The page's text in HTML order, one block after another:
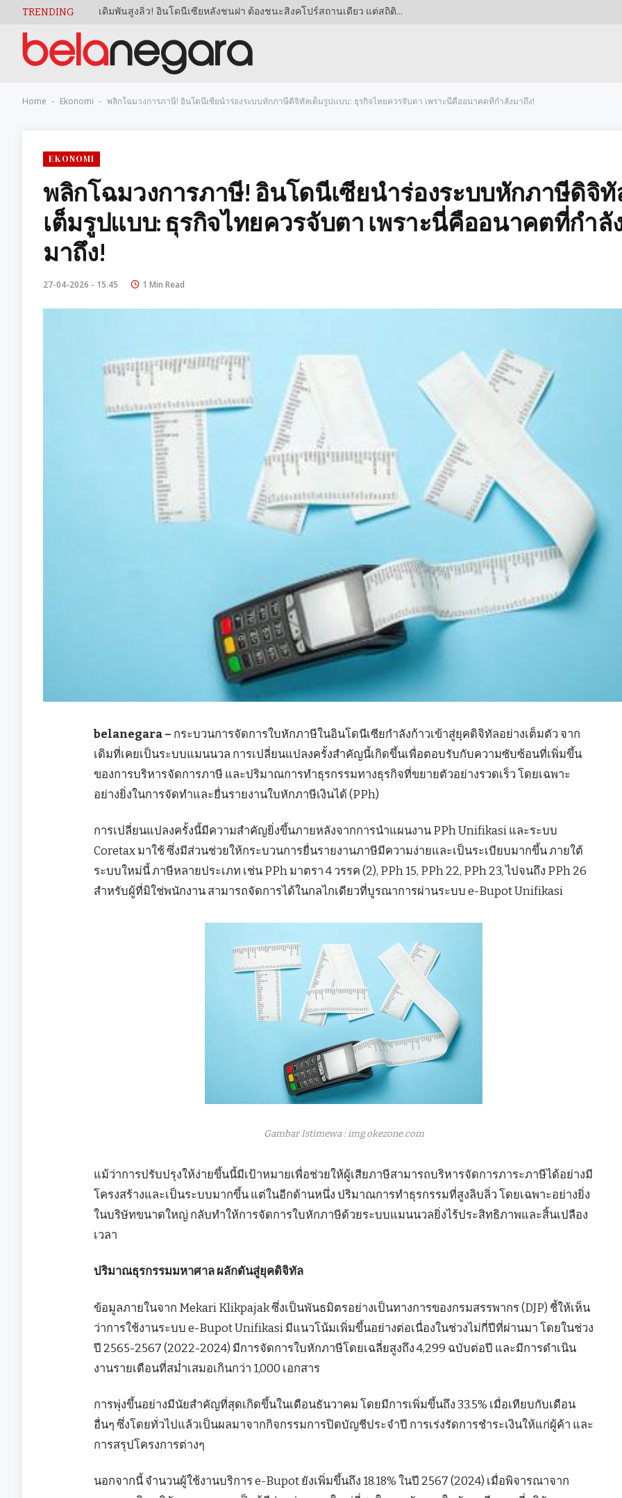
TRENDING เดิมพันสูงลิ่ว! อินโดนีเซียหลังชนฝา ต้องชนะสิงคโปร์สถานเดียว แต่สถิติ AFF กลับไม่เป็นใจ!
Home - Ekonomi - พลิกโฉมวงการภาษี! อินโดนีเซียนำร่องระบบหักภาษีดิจิทัลเต็มรูปแบบ: ธุรกิจไทยควรจับตา เพราะนี่คืออนาคตที่กำลังมาถึง!
EKONOMI
พลิกโฉมวงการภาษี! อินโดนีเซียนำร่องระบบหักภาษีดิจิทั
เต็มรูปแบบ: ธุรกิจไทยควรจับตา เพราะนี่คืออนาคตที่กำลั
มาถึง!
27-04-2026 - 15.45 1 Min Read
belanegara – กระบวนการจัดการใบหักภาษีในอินโดนีเซียกำลังก้าวเข้าสู่ยุคดิจิทัลอย่างเต็มตัว จาก
เดิมที่เคยเป็นระบบแมนนวล การเปลี่ยนแปลงครั้งสำคัญนี้เกิดขึ้นเพื่อตอบรับกับความซับซ้อนที่เพิ่มขึ้น
ของการบริหารจัดการภาษี และปริมาณการทำธุรกรรมทางธุรกิจที่ขยายตัวอย่างรวดเร็ว โดยเฉพาะ
อย่างยิ่งในการจัดทำและยื่นรายงานใบหักภาษีเงินได้ (PPh)
การเปลี่ยนแปลงครั้งนี้มีความสำคัญยิ่งขึ้นภายหลังจากการนำแผนงาน PPh Unifikasi และระบบ
Coretax มาใช้ ซึ่งมีส่วนช่วยให้กระบวนการยื่นรายงานภาษีมีความง่ายและเป็นระเบียบมากขึ้น ภายใต้
ระบบใหม่นี้ ภาษีหลายประเภท เช่น PPh มาตรา 4 วรรค (2), PPh 15, PPh 22, PPh 23, ไปจนถึง PPh 26
สำหรับผู้ที่มิใช่พนักงาน สามารถจัดการได้ในกลไกเดียวที่บูรณาการผ่านระบบ e-Bupot Unifikasi
Gambar Istimewa : img.okezone.com
แม้ว่าการปรับปรุงให้ง่ายขึ้นนี้มีเป้าหมายเพื่อช่วยให้ผู้เสียภาษีสามารถบริหารจัดการภาระภาษีได้อย่างมี
โครงสร้างและเป็นระบบมากขึ้น แต่ในอีกด้านหนึ่ง ปริมาณการทำธุรกรรมที่สูงลิบลิ่ว โดยเฉพาะอย่างยิ่ง
ในบริษัทขนาดใหญ่ กลับทำให้การจัดการใบหักภาษีด้วยระบบแมนนวลยิ่งไร้ประสิทธิภาพและสิ้นเปลือง
เวลา
ปริมาณธุรกรรมมหาศาล ผลักดันสู่ยุคดิจิทัล
ข้อมูลภายในจาก Mekari Klikpajak ซึ่งเป็นพันธมิตรอย่างเป็นทางการของกรมสรรพากร (DJP) ชี้ให้เห็น
ว่าการใช้งานระบบ e-Bupot Unifikasi มีแนวโน้มเพิ่มขึ้นอย่างต่อเนื่องในช่วงไม่กี่ปีที่ผ่านมา โดยในช่วง
ปี 2565-2567 (2022-2024) มีการจัดการใบหักภาษีโดยเฉลี่ยสูงถึง 4,299 ฉบับต่อปี และมีการดำเนิน
งานรายเดือนที่สม่ำเสมอเกินกว่า 1,000 เอกสาร
การพุ่งขึ้นอย่างมีนัยสำคัญที่สุดเกิดขึ้นในเดือนธันวาคม โดยมีการเพิ่มขึ้นถึง 33.5% เมื่อเทียบกับเดือน
อื่นๆ ซึ่งโดยทั่วไปแล้วเป็นผลมาจากกิจกรรมการปิดบัญชีประจำปี การเร่งรัดการชำระเงินให้แก่ผู้ค้า และ
การสรุปโครงการต่างๆ
นอกจากนี้ จำนวนผู้ใช้งานบริการ e-Bupot ยังเพิ่มขึ้นถึง 18.18% ในปี 2567 (2024) เมื่อพิจารณาจาก